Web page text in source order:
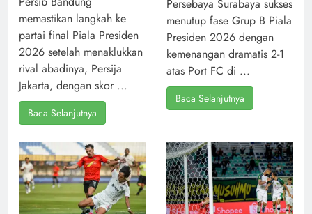
memastikan langkah ke
partai final Piala Presiden
2026 setelah menaklukkan
rival abadinya, Persija
Jakarta, dengan skor ...
Baca Selanjutnya
Persebaya Surabaya sukses
menutup fase Grup B Piala
Presiden 2026 dengan
kemenangan dramatis 2-1
atas Port FC di ...
Baca Selanjutnya